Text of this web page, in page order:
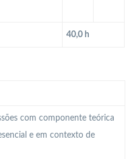
40,0 h
com componente teórica
e em contexto de